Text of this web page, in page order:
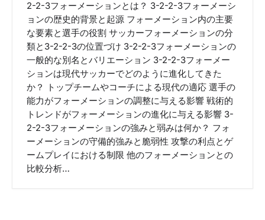
2-2-3フォーメーションとは？ 3-2-2-3フォーメーシ
ョンの歴史的背景と起源 フォーメーション内の主要
な要素と選手の役割 サッカーフォーメーションの分
類と3-2-2-3の位置づけ 3-2-2-3フォーメーションの
一般的な別名とバリエーション 3-2-2-3フォーメー
ションは現代サッカーでどのように進化してきた
か？ トップチームやコーチによる現代の適応 選手の
能力がフォーメーションの調整に与える影響 戦術的
トレンドがフォーメーションの進化に与える影響 3-
2-2-3フォーメーションの強みと弱みは何か？ フォ
ーメーションの守備的強みと脆弱性 攻撃の利点とゲ
ームプレイにおける制限 他のフォーメーションとの
比較分析…